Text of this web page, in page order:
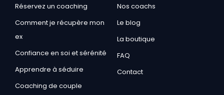
Réservez un coaching
Comment je récupère mon
ex
Confiance en soi et sérénité
Apprendre à séduire
Coaching de couple
Nos coachs
Le blog
La boutique
FAQ
Contact